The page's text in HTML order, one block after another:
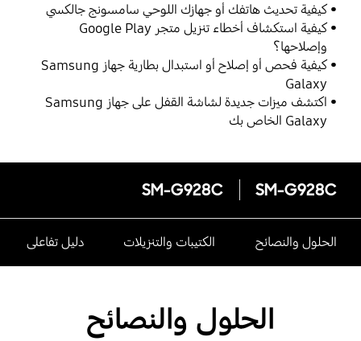
كيفية تحديث هاتفك أو جهازك اللوحي سامسونج جالكسي
كيفية استكشاف أخطاء تنزيل متجر Google Play
وإصلاحها؟
كيفية فحص أو إصلاح أو استبدال بطارية جهاز Samsung
Galaxy
اكتشف ميزات جديدة لشاشة القفل على جهاز Samsung
Galaxy الخاص بك
SM-G928C
SM-G928C
الحلول والنصائح الكتيبات والتنزيلات دليل تفاعلى
الحلول والنصائح